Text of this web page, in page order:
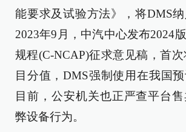
能要求及试验方法》，将DMS纳
2023年9月，中汽中心发布2024
规程(C-NCAP)征求意见稿，首
目分值，DMS强制使用在我国预
目前，公安机关也正严查平台
弊设备行为。